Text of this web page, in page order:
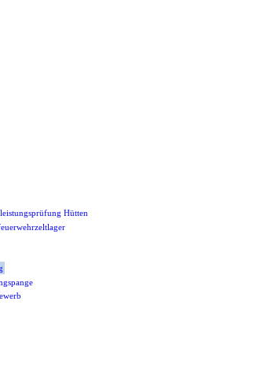
Hütten